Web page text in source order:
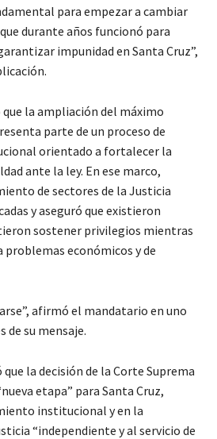
para empezar a cambiar
durante años funcionó para
impunidad en Santa Cruz”,
la ampliación del máximo
parte de un proceso de
orientado a fortalecer la
ante la ley. En ese marco,
de sectores de la Justicia
y aseguró que existieron
sostener privilegios mientras
problemas económicos y de
afirmó el mandatario en uno
de su mensaje.
la decisión de la Corte Suprema
etapa” para Santa Cruz,
institucional y en la
“independiente y al servicio de